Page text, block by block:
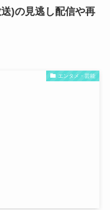
)の見逃し配信や再
エンタメ・芸能